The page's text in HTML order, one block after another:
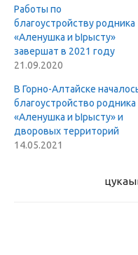
Работы по
благоустройству родника
«Аленушка и Ырысту»
завершат в 2021 году
21.09.2020
В Горно-Алтайске
благоустройство родника
«Аленушка и Ырысту» и
дворовых территорий
14.05.2021